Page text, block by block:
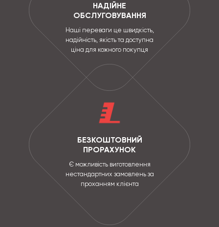
НАДІЙНЕ
ОБСЛУГОВУВАННЯ
Наші переваги це швидкість,
надійність, якість та доступна
ціна для кожного покупця
БЕЗКОШТОВНИЙ
ПРОРАХУНОК
Є можливість виготовлення
нестандартних замовлень за
проханням клієнта